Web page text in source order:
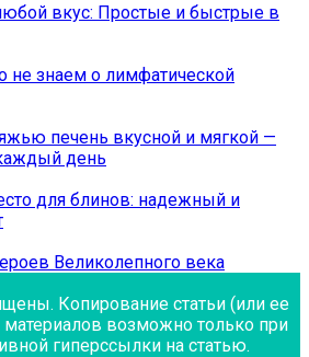
вкус: Простые и быстрые в
не знаем о лимфатической
печень вкусной и мягкой —
день
для блинов: надежный и
Великолепного века
Копирование статьи (или ее
материалов возможно только при
гиперссылки на статью.